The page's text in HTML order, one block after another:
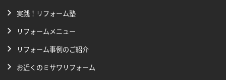
実践！リフォーム塾
リフォームメニュー
リフォーム事例のご紹介
お近くのミサワリフォーム